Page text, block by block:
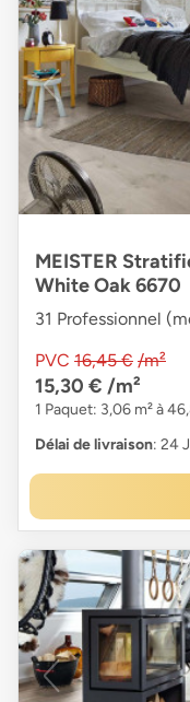
MEISTER
White Oak 6670
31 Professionnel
PVC 16,45 € /m²
15,30 € /m²
1 Paquet: 3,06 m² à
Délai de livraison: 24